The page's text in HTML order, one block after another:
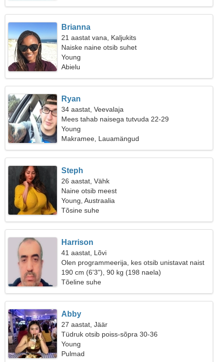
Brianna
21 aastat vana, Kaljukits
Naiske naine otsib suhet
Young
Abielu
Ryan
34 aastat, Veevalaja
Mees tahab naisega tutvuda 22-29
Young
Makramee, Lauamängud
Steph
26 aastat, Vähk
Naine otsib meest
Young, Austraalia
Tõsine suhe
Harrison
41 aastat, Lõvi
Olen programmeerija, kes otsib unistavat naist
190 cm (6'3"), 90 kg (198 naela)
Tõeline suhe
Abby
27 aastat, Jäär
Tüdruk otsib poiss-sõpra 30-36
Young
Pulmad